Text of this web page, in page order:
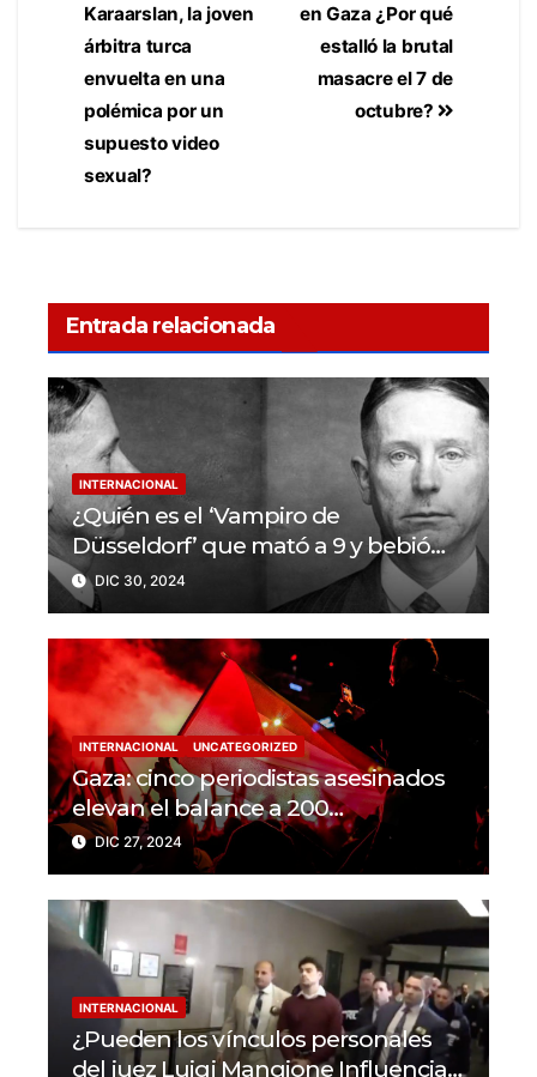
en Gaza ¿Por qué
estalló la brutal
masacre el 7 de
octubre?
Karaarslan, la joven
árbitra turca
envuelta en una
polémica por un
supuesto video
sexual?
Entrada relacionada
INTERNACIONAL
¿Quién es el ‘Vampiro de
Düsseldorf’ que mató a 9 y bebió
sangre de sus víctimas?
DIC 30, 2024
INTERNACIONAL UNCATEGORIZED
Gaza: cinco periodistas asesinados
elevan el balance a 200
trabajadores de la prensa muertos
en 2024
DIC 27, 2024
INTERNACIONAL
¿Pueden los vínculos personales
del juez Luigi Mangione Influenciar